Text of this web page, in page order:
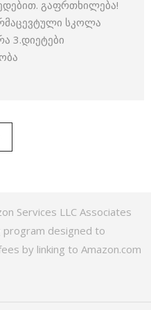
გაფრთხილება!
სკოლა
3.დიეტები
Services LLC Associates
program designed to
by linking to Amazon.com